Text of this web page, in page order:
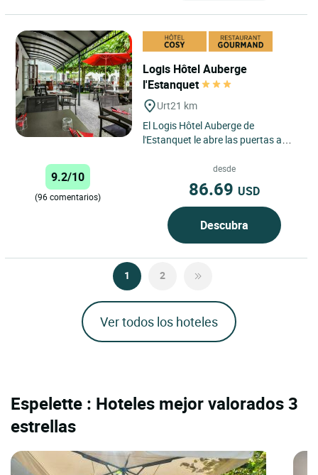
Logis Hôtel Auberge
l'Estanquet
Urt21 km
El Logis Hôtel Auberge de
l'Estanquet le abre las puertas a
del País Vasco, un lugar...
9.2/10
(96 comentarios)
desde
86.69 USD
Descubra
1 2
Ver todos los hoteles
Espelette : Hoteles mejor valorados 3
estrellas